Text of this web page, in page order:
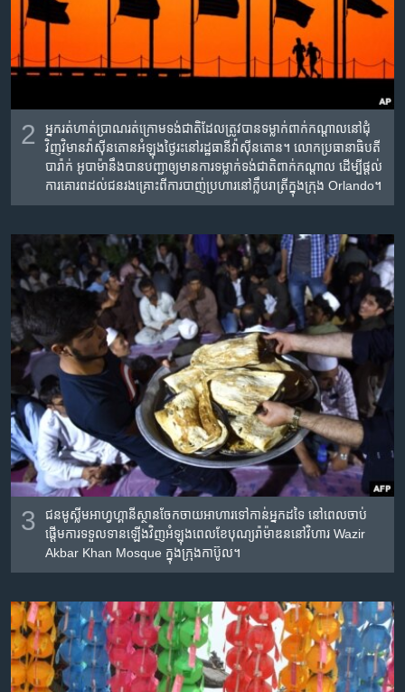
2
អ្នករត់​ហាត់​ប្រាណ​រត់​ក្រោម​ទង់ជាតិ​ដែល​ត្រូវ​បាន​ទម្លាក់​ពាក់កណ្តាល​នៅ​ជុំ
វិញ​វិមាន​វ៉ាស៊ីនតោន​អំឡុងថ្ងៃរះ​នៅ​រដ្ឋធានី​វ៉ាស៊ីនតោន។ លោក​ប្រធានាធិបតី​
បារ៉ាក់ អូបាម៉ា​នឹង​បាន​បញ្ជា​ឲ្យ​មាន​ការ​ទម្លាក់​ទង់ជាតិ​ពាក់កណ្តាល​ ដើម្បី​ផ្តល់​
ការ​គោរព​ដល់​ជនរងគ្រោះ​ពី​ការ​បាញ់​ប្រហារ​នៅ​ក្លឹបរាត្រី​ក្នុង​ក្រុង​ Orlando។
3
ជន​មូស្លីម​អាហ្វហ្គានីស្ថាន​ចែកចាយ​អាហារ​ទៅ​កាន់​អ្នក​ដទៃ នៅ​ពេល​ចាប់​
ផ្តើម​ការ​ទទួលទាន​ឡើង​វិញ​អំឡុងពេល​ខែ​បុណ្យ​រ៉ាម៉ា​ឌន​នៅ​វិហារ Wazir
Akbar Khan Mosque ក្នុង​ក្រុង​កាប៊ូល។